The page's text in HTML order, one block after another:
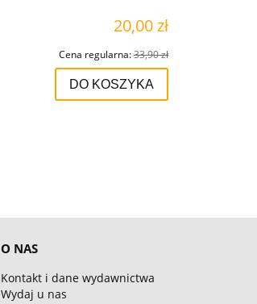
20,00 zł
Cena regularna:33,90 zł
DO KOSZYKA
O NAS
Kontakt i dane wydawnictwa
Wydaj u nas